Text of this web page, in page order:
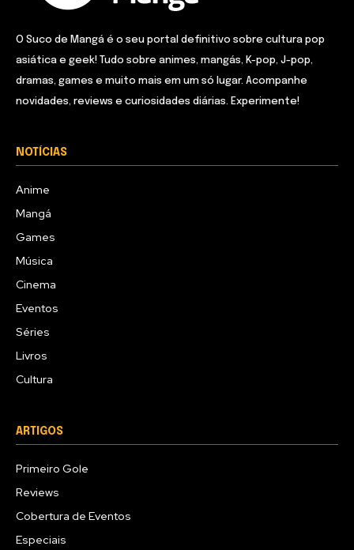
O Suco de Mangá é o seu portal definitivo sobre cultura pop
asiática e geek! Tudo sobre animes, mangás, K-pop, J-pop,
dramas, games e muito mais em um só lugar. Acompanhe
novidades, reviews e curiosidades diárias. Experimente!
NOTÍCIAS
Anime
Mangá
Games
Música
Cinema
Eventos
Séries
Livros
Cultura
ARTIGOS
Primeiro Gole
Reviews
Cobertura de Eventos
Especiais